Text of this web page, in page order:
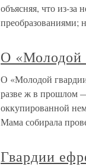
объясняя, что из-за
преобразованиями;
О «Молодой
О «Молодой
разве ж в прошлом
оккупированной
Мама собирала
Гвардии